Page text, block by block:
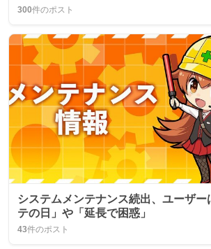
300件のポスト
システムメンテナンス続出、ユーザー
テの日」や「延長で困惑」
43件のポスト